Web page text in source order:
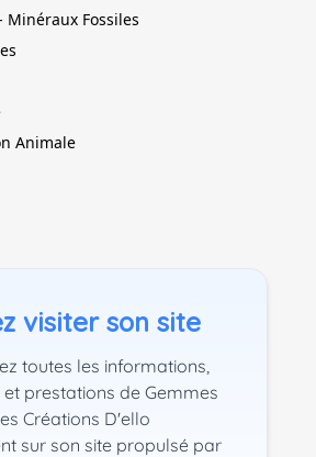
Fossiles
Animale
visiter son site
toutes les informations,
prestations de Gemmes
Créations D'ello
sur son site propulsé par